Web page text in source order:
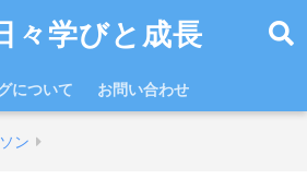
々学びと成長
について お問い合わせ
ン